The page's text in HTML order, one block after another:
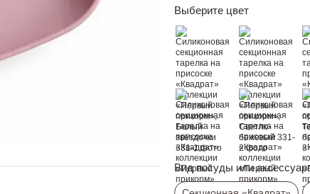
Выберите цвет
Вид посуды или